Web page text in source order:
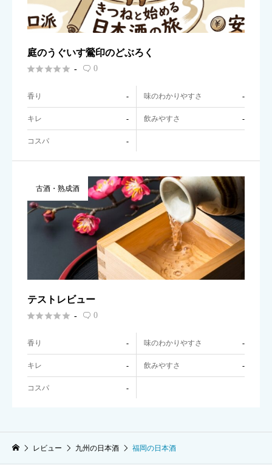
庭のうぐいす鶯印のどぶろく
 -  0
香り - 味のわかりやすさ -
キレ - 飲みやすさ -
コスパ -
古酒・熟成酒
テストレビュー
 -  0
香り - 味のわかりやすさ -
キレ - 飲みやすさ -
コスパ -
レビュー 九州の日本酒 福岡の日本酒